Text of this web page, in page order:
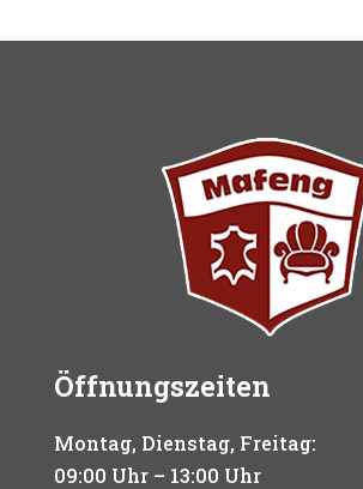
Öffnungszeiten
Montag, Dienstag, Freitag:
09:00 Uhr – 13:00 Uhr